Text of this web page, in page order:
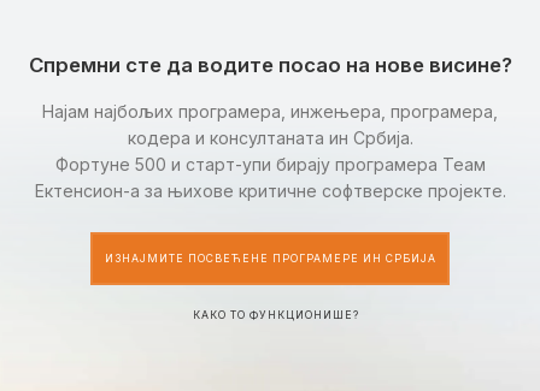
Спремни сте да водите посао на нове висине?
Најам најбољих програмера, инжењера, програмера,
кодера и консултаната ин Србија.
Фортуне 500 и старт-упи бирају програмера Теам
Ектенсион-а за њихове критичне софтверске пројекте.
ИЗНАЈМИТЕ ПОСВЕЋЕНЕ ПРОГРАМЕРЕ ИН СРБИЈА
КАКО ТО ФУНКЦИОНИШЕ?